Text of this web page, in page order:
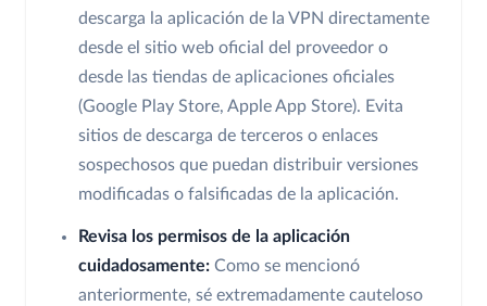
descarga la aplicación de la VPN directamente
desde el sitio web oficial del proveedor o
desde las tiendas de aplicaciones oficiales
(Google Play Store, Apple App Store). Evita
sitios de descarga de terceros o enlaces
sospechosos que puedan distribuir versiones
modificadas o falsificadas de la aplicación.
Revisa los permisos de la aplicación
cuidadosamente: Como se mencionó
anteriormente, sé extremadamente cauteloso